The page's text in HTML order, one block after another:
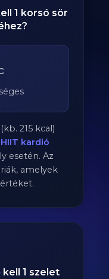
1 korsó sör
215 kcal)
HIIT kardió
esetén. Az
amelyek
kell 1 szelet